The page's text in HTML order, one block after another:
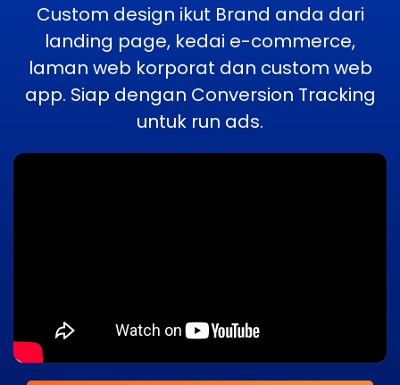
Custom design ikut Brand anda dari
landing page, kedai e-commerce,
laman web korporat dan custom web
app. Siap dengan Conversion Tracking
untuk run ads.